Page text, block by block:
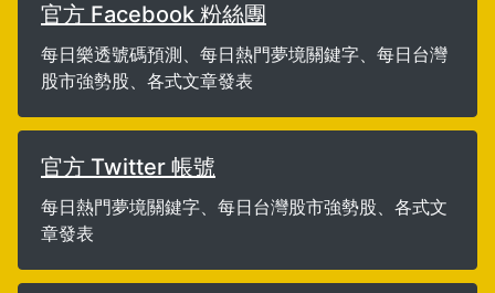
官方 Facebook 粉絲團
每日樂透號碼預測、每日熱門夢境關鍵字、每日台灣
股市強勢股、各式文章發表
官方 Twitter 帳號
每日熱門夢境關鍵字、每日台灣股市強勢股、各式文
章發表